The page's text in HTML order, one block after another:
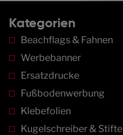
Kategorien
Beachflags & Fahnen
Werbebanner
Ersatzdrucke
Fußbodenwerbung
Klebefolien
Kugelschreiber & Stifte